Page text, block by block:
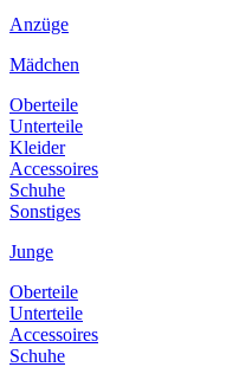
Anzüge
Mädchen
Oberteile
Unterteile
Kleider
Accessoires
Schuhe
Sonstiges
Junge
Oberteile
Unterteile
Accessoires
Schuhe